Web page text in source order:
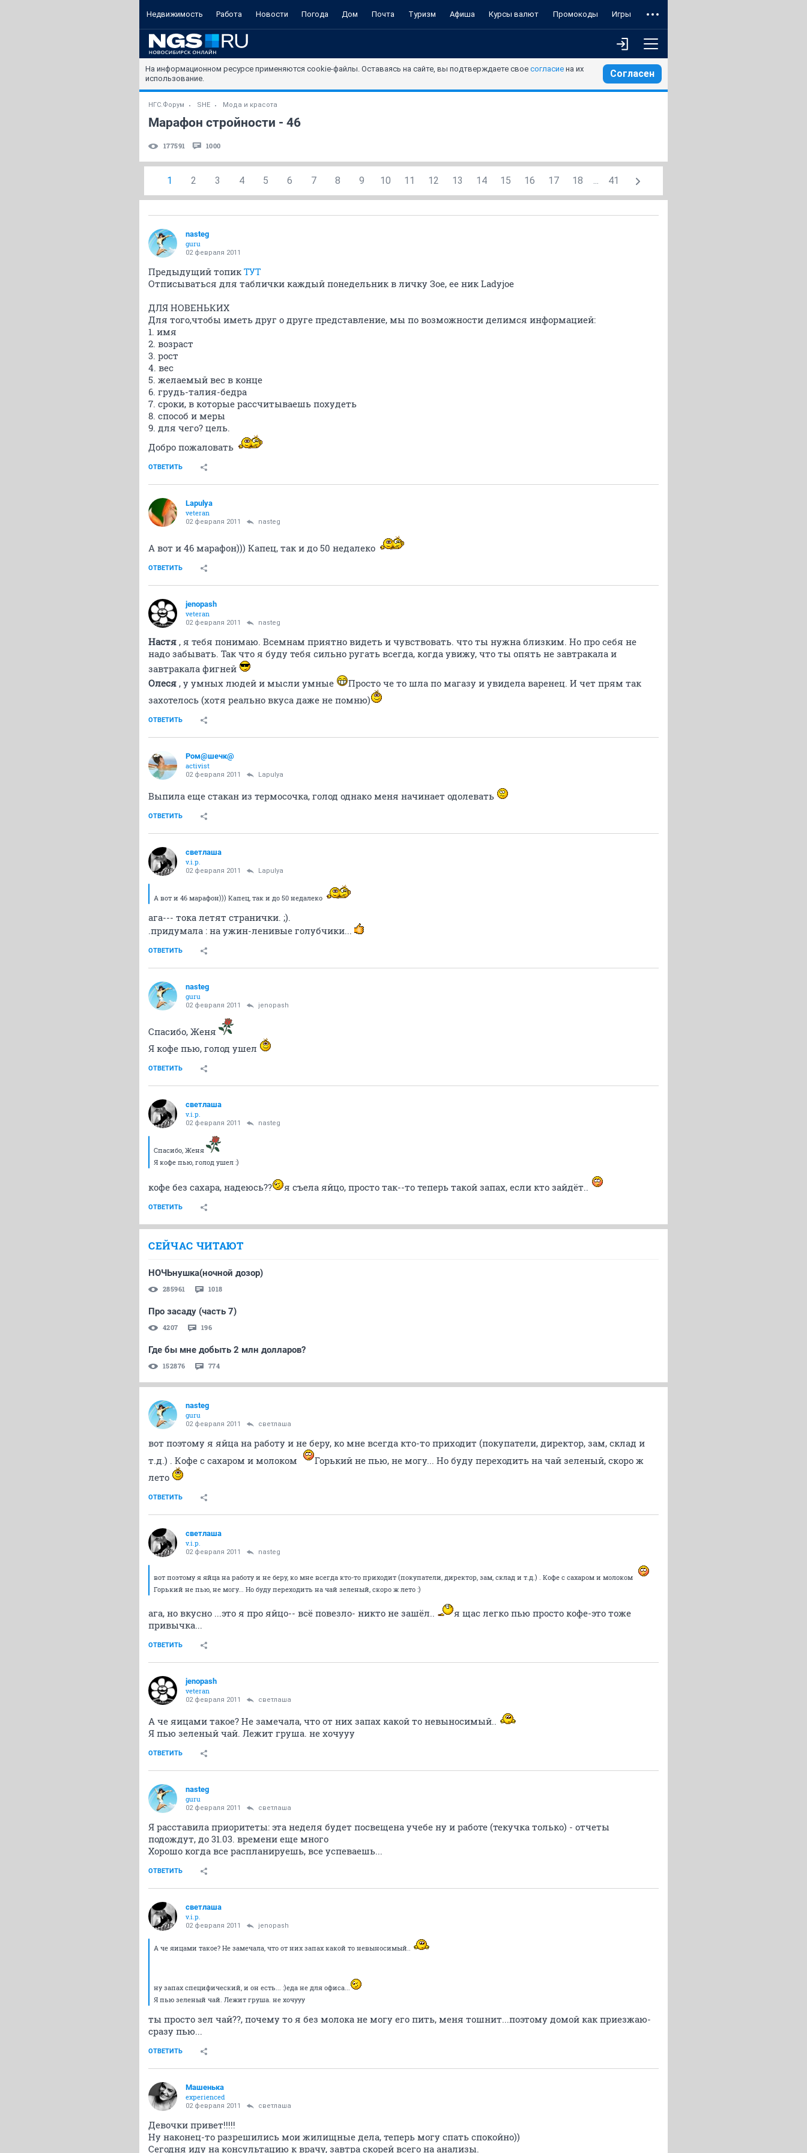
Недвижимость Работа Новости Погода Дом Почта Туризм Афиша Курсы валют Промокоды Игры
На информационном ресурсе применяются cookie-файлы. Оставаясь на сайте, вы подтверждаете свое согласие на их
использование.
Согласен
НГС.Форум SHE Мода и красота
Марафон стройности - 46
177591 1000
1 2 3 4 5 6 7 8 9 10 11 12 13 14 15 16 17 18 ... 41
nasteg
guru
02 февраля 2011
Предыдущий топик ТУТ
Отписываться для таблички каждый понедельник в личку Зое, ее ник Ladyjoe
ДЛЯ НОВЕНЬКИХ
Для того,чтобы иметь друг о друге представление, мы по возможности делимся информацией:
1. имя
2. возраст
3. рост
4. вес
5. желаемый вес в конце
6. грудь-талия-бедра
7. сроки, в которые рассчитываешь похудеть
8. способ и меры
9. для чего? цель.
Добро пожаловать
ОТВЕТИТЬ
Lapulya
veteran
02 февраля 2011 nasteg
А вот и 46 марафон))) Капец, так и до 50 недалеко
ОТВЕТИТЬ
jenopash
veteran
02 февраля 2011 nasteg
Настя , я тебя понимаю. Всемнам приятно видеть и чувствовать. что ты нужна близким. Но про себя не
надо забывать. Так что я буду тебя сильно ругать всегда, когда увижу, что ты опять не завтракала и
завтракала фигней
Олеся , у умных людей и мысли умные
Просто че то шла по магазу и увидела варенец. И чет прям так
захотелось (хотя реально вкуса даже не помню)
ОТВЕТИТЬ
Ром@шечк@
activist
02 февраля 2011 Lapulya
Выпила еще стакан из термосочка, голод однако меня начинает одолевать
ОТВЕТИТЬ
светлаша
v.i.p.
02 февраля 2011 Lapulya
А вот и 46 марафон))) Капец, так и до 50 недалеко
ага--- тока летят странички. ;).
.придумала : на ужин-ленивые голубчики...
ОТВЕТИТЬ
nasteg
guru
02 февраля 2011 jenopash
Спасибо, Женя
Я кофе пью, голод ушел
ОТВЕТИТЬ
светлаша
v.i.p.
02 февраля 2011 nasteg
Спасибо, Женя
Я кофе пью, голод ушел :)
кофе без сахара, надеюсь?? я съела яйцо, просто так--то теперь такой запах, если кто зайдёт..
ОТВЕТИТЬ
СЕЙЧАС ЧИТАЮТ
НОЧЬнушка(ночной дозор)
285961 1018
Про засаду (часть 7)
4207 196
Где бы мне добыть 2 млн долларов?
152876 774
nasteg
guru
02 февраля 2011 светлаша
вот поэтому я яйца на работу и не беру, ко мне всегда кто-то приходит (покупатели, директор, зам, склад и
т.д.) . Кофе с сахаром и молоком
Горький не пью, не могу... Но буду переходить на чай зеленый, скоро ж
лето
ОТВЕТИТЬ
светлаша
v.i.p.
02 февраля 2011 nasteg
вот поэтому я яйца на работу и не беру, ко мне всегда кто-то приходит (покупатели, директор, зам, склад и т.д.) . Кофе с сахаром и молоком
Горький не пью, не могу... Но буду переходить на чай зеленый, скоро ж лето :)
ага, но вкусно ...это я про яйцо-- всё повезло- никто не зашёл..
я щас легко пью просто кофе-это тоже
привычка...
ОТВЕТИТЬ
jenopash
veteran
02 февраля 2011 светлаша
А че яицами такое? Не замечала, что от них запах какой то невыносимый..
Я пью зеленый чай. Лежит груша. не хочууу
ОТВЕТИТЬ
nasteg
guru
02 февраля 2011 светлаша
Я расставила приоритеты: эта неделя будет посвещена учебе ну и работе (текучка только) - отчеты
подождут, до 31.03. времени еще много
Хорошо когда все распланируешь, все успеваешь...
ОТВЕТИТЬ
светлаша
v.i.p.
02 февраля 2011 jenopash
А че яицами такое? Не замечала, что от них запах какой то невыносимый..
ну запах специфический, и он есть... :)еда не для офиса...
Я пью зеленый чай. Лежит груша. не хочууу
ты просто зел чай??, почему то я без молока не могу его пить, меня тошнит...поэтому домой как приезжаю-
сразу пью...
ОТВЕТИТЬ
Машенька
experienced
02 февраля 2011 светлаша
Девочки привет!!!!!
Ну наконец-то разрешились мои жилищные дела, теперь могу спать спокойно))
Сегодня иду на консультацию к врачу, завтра скорей всего на анализы.